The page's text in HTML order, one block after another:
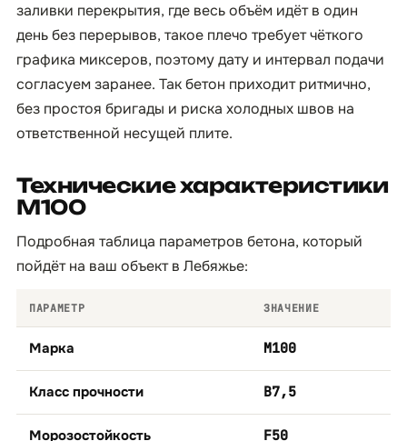
заливки перекрытия, где весь объём идёт в один
день без перерывов, такое плечо требует чёткого
графика миксеров, поэтому дату и интервал подачи
согласуем заранее. Так бетон приходит ритмично,
без простоя бригады и риска холодных швов на
ответственной несущей плите.
Технические характеристики
М100
Подробная таблица параметров бетона, который
пойдёт на ваш объект в Лебяжье:
ПАРАМЕТР ЗНАЧЕНИЕ
Марка М100
Класс прочности B7,5
Морозостойкость F50